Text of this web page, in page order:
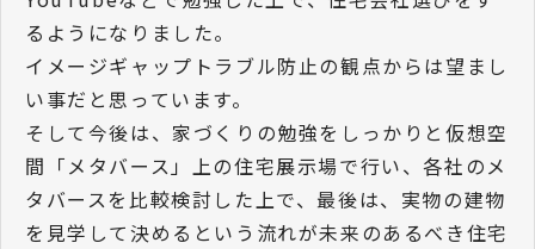
るようになりました。
イメージギャップトラブル防止の観点からは望まし
い事だと思っています。
そして今後は、家づくりの勉強をしっかりと仮想空
間「メタバース」上の住宅展示場で行い、各社のメ
タバースを比較検討した上で、最後は、実物の建物
を見学して決めるという流れが未来のあるべき住宅